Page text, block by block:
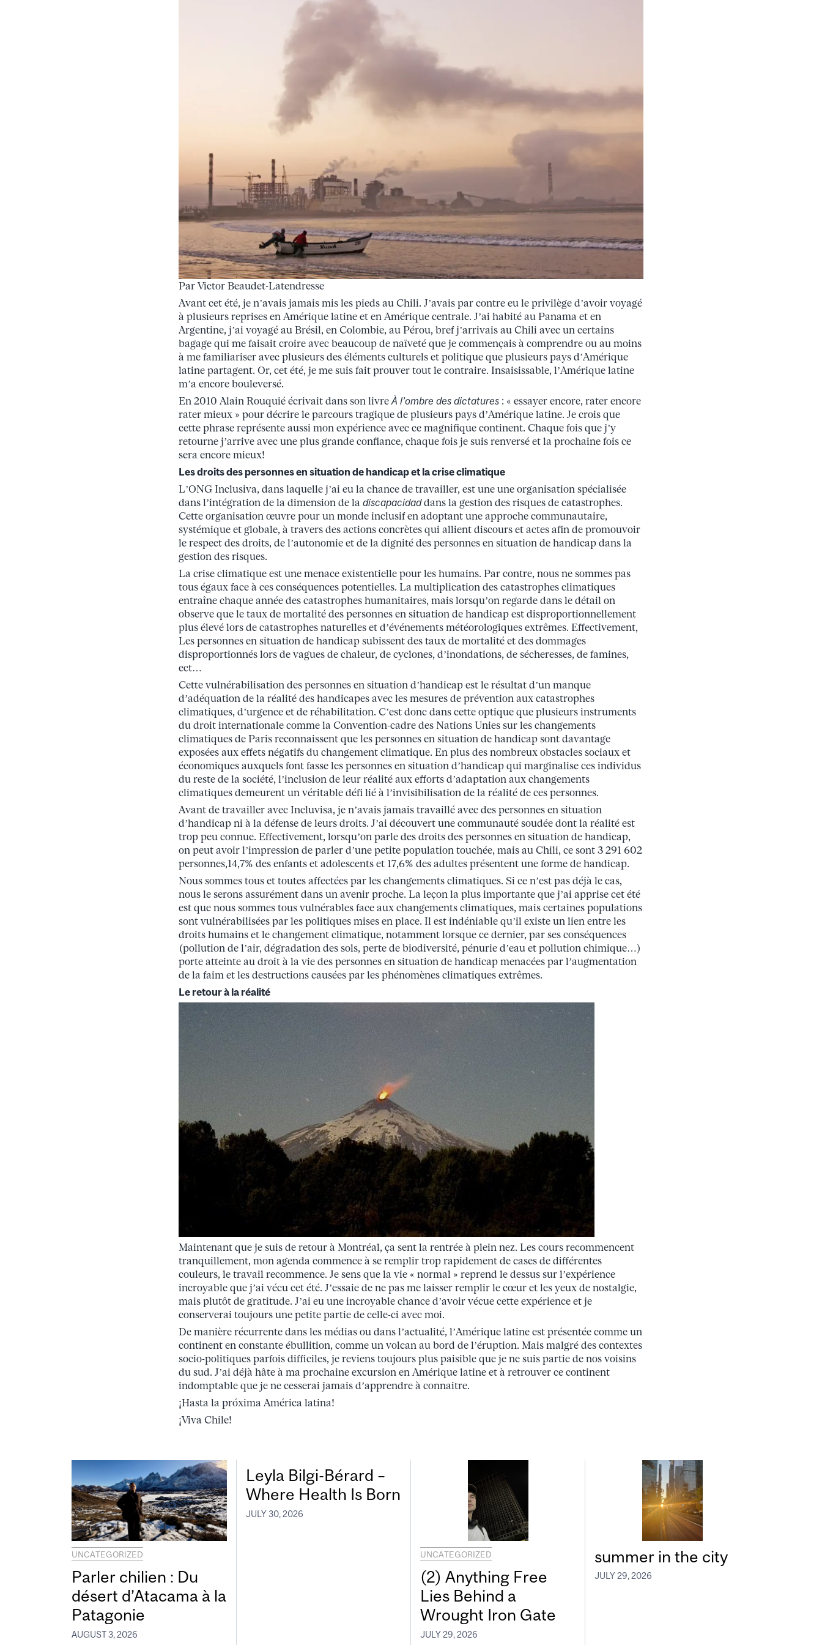
Par Victor Beaudet-Latendresse
Avant cet été, je n’avais jamais mis les pieds au Chili. J’avais par contre eu le privilège d’avoir voyagé
à plusieurs reprises en Amérique latine et en Amérique centrale. J’ai habité au Panama et en
Argentine, j’ai voyagé au Brésil, en Colombie, au Pérou, bref j’arrivais au Chili avec un certains
bagage qui me faisait croire avec beaucoup de naïveté que je commençais à comprendre ou au moins
à me familiariser avec plusieurs des éléments culturels et politique que plusieurs pays d’Amérique
latine partagent. Or, cet été, je me suis fait prouver tout le contraire. Insaisissable, l’Amérique latine
m’a encore bouleversé.
En 2010 Alain Rouquié écrivait dans son livre À l’ombre des dictatures : « essayer encore, rater encore
rater mieux » pour décrire le parcours tragique de plusieurs pays d’Amérique latine. Je crois que
cette phrase représente aussi mon expérience avec ce magnifique continent. Chaque fois que j’y
retourne j’arrive avec une plus grande confiance, chaque fois je suis renversé et la prochaine fois ce
sera encore mieux!
Les droits des personnes en situation de handicap et la crise climatique
L’ONG Inclusiva, dans laquelle j’ai eu la chance de travailler, est une une organisation spécialisée
dans l’intégration de la dimension de la discapacidaddans la gestion des risques de catastrophes.
Cette organisation œuvre pour un monde inclusif en adoptant une approche communautaire,
systémique et globale, à travers des actions concrètes qui allient discours et actes afin de promouvoir
le respect des droits, de l’autonomie et de la dignité des personnes en situation de handicap dans la
gestion des risques.
La crise climatique est une menace existentielle pour les humains. Par contre, nous ne sommes pas
tous égaux face à ces conséquences potentielles. La multiplication des catastrophes climatiques
entraîne chaque année des catastrophes humanitaires, mais lorsqu’on regarde dans le détail on
observe que le taux de mortalité des personnes en situation de handicap est disproportionnellement
plus élevé lors de catastrophes naturelles et d’événements météorologiques extrêmes. Effectivement,
Les personnes en situation de handicap subissent des taux de mortalité et des dommages
disproportionnés lors de vagues de chaleur, de cyclones, d’inondations, de sécheresses, de famines,
ect…
Cette vulnérabilisation des personnes en situation d’handicap est le résultat d’un manque
d’adéquation de la réalité des handicapes avec les mesures de prévention aux catastrophes
climatiques, d’urgence et de réhabilitation. C’est donc dans cette optique que plusieurs instruments
du droit internationale comme la Convention-cadre des Nations Unies sur les changements
climatiques de Paris reconnaissent que les personnes en situation de handicap sont davantage
exposées aux effets négatifs du changement climatique. En plus des nombreux obstacles sociaux et
économiques auxquels font fasse les personnes en situation d’handicap qui marginalise ces individus
du reste de la société, l’inclusion de leur réalité aux efforts d’adaptation aux changements
climatiques demeurent un véritable défi lié à l’invisibilisation de la réalité de ces personnes.
Avant de travailler avec Incluvisa, je n’avais jamais travaillé avec des personnes en situation
d’handicap ni à la défense de leurs droits. J’ai découvert une communauté soudée dont la réalité est
trop peu connue. Effectivement, lorsqu’on parle des droits des personnes en situation de handicap,
on peut avoir l’impression de parler d’une petite population touchée, mais au Chili, ce sont 3 291 602
personnes,14,7% des enfants et adolescents et 17,6% des adultes présentent une forme de handicap.
Nous sommes tous et toutes affectées par les changements climatiques. Si ce n’est pas déjà le cas,
nous le serons assurément dans un avenir proche. La leçon la plus importante que j’ai apprise cet été
est que nous sommes tous vulnérables face aux changements climatiques, mais certaines populations
sont vulnérabilisées par les politiques mises en place. Il est indéniable qu’il existe un lien entre les
droits humains et le changement climatique, notamment lorsque ce dernier, par ses conséquences
(pollution de l’air, dégradation des sols, perte de biodiversité, pénurie d’eau et pollution chimique…)
porte atteinte au droit à la vie des personnes en situation de handicap menacées par l’augmentation
de la faim et les destructions causées par les phénomènes climatiques extrêmes.
Le retour à la réalité
Maintenant que je suis de retour à Montréal, ça sent la rentrée à plein nez. Les cours recommencent
tranquillement, mon agenda commence à se remplir trop rapidement de cases de différentes
couleurs, le travail recommence. Je sens que la vie « normal » reprend le dessus sur l’expérience
incroyable que j’ai vécu cet été. J’essaie de ne pas me laisser remplir le cœur et les yeux de nostalgie,
mais plutôt de gratitude. J’ai eu une incroyable chance d’avoir vécue cette expérience et je
conserverai toujours une petite partie de celle-ci avec moi.
De manière récurrente dans les médias ou dans l’actualité, l’Amérique latine est présentée comme un
continent en constante ébullition, comme un volcan au bord de l’éruption. Mais malgré des contextes
socio-politiques parfois difficiles, je reviens toujours plus paisible que je ne suis partie de nos voisins
du sud. J’ai déjà hâte à ma prochaine excursion en Amérique latine et à retrouver ce continent
indomptable que je ne cesserai jamais d’apprendre à connaitre.
¡Hasta la próxima América latina!
¡Viva Chile!
UNCATEGORIZED
Parler chilien : Du
désert d’Atacama à la
Patagonie
AUGUST 3, 2026
Leyla Bilgi-Bérard –
Where Health Is Born
JULY 30, 2026
UNCATEGORIZED
(2) Anything Free
Lies Behind a
Wrought Iron Gate
JULY 29, 2026
summer in the city
JULY 29, 2026